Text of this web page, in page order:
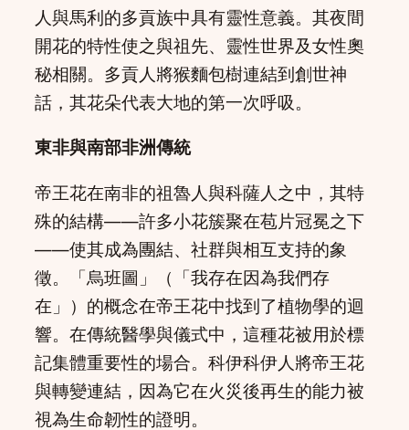
人與馬利的多貢族中具有靈性意義。其夜間
開花的特性使之與祖先、靈性世界及女性奧
秘相關。多貢人將猴麵包樹連結到創世神
話，其花朵代表大地的第一次呼吸。
東非與南部非洲傳統
帝王花在南非的祖魯人與科薩人之中，其特
殊的結構——許多小花簇聚在苞片冠冕之下
——使其成為團結、社群與相互支持的象
徵。「烏班圖」（「我存在因為我們存
在」）的概念在帝王花中找到了植物學的迴
響。在傳統醫學與儀式中，這種花被用於標
記集體重要性的場合。科伊科伊人將帝王花
與轉變連結，因為它在火災後再生的能力被
視為生命韌性的證明。